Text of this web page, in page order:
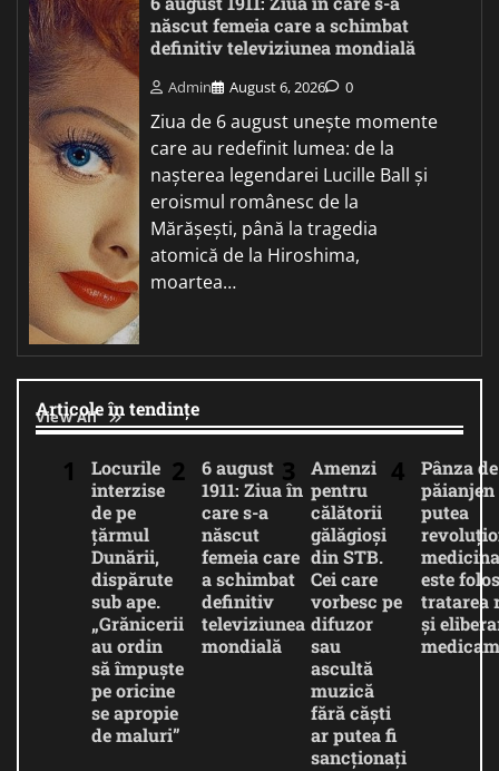
născut femeia care a schimbat
definitiv televiziunea mondială
Admin August 6, 2026 0
Ziua de 6 august unește momente
care au redefinit lumea: de la
nașterea legendarei Lucille Ball și
eroismul românesc de la
Mărășești, până la tragedia
atomică de la Hiroshima,
moartea…
Articole în tendințe
View All
Locurile
interzise
de pe
țărmul
Dunării,
dispărute
sub ape.
„Grănicerii
au ordin
să împuște
pe oricine
se apropie
de maluri”
6 august
1911: Ziua în
care s-a
născut
femeia care
a schimbat
definitiv
televiziunea
mondială
Amenzi
pentru
călătorii
gălăgioși
din STB.
Cei care
vorbesc pe
difuzor
sau
ascultă
muzică
fără căști
ar putea fi
sancționați
Pânza de
păianjen
putea
este
tratarea
și